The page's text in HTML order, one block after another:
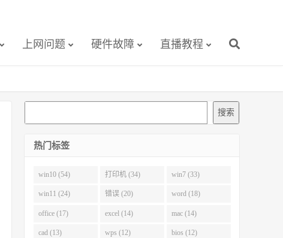
上网问题 硬件故障 直播教程
搜索
热门标签
win10 (54) 打印机 (34) win7 (33)
win11 (24) 错误 (20) word (18)
office (17) excel (14) mac (14)
cad (13) wps (12) bios (12)